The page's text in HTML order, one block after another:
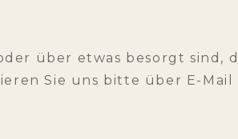
über etwas besorgt sind,
Sie uns bitte über E-Mail